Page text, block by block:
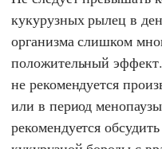
кукурузных рылец в
организма слишком
положительный
не рекомендуется
или в период
рекомендуется